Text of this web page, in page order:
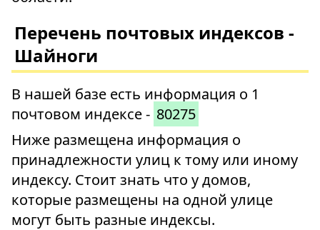
Перечень почтовых индексов -
Шайноги
В нашей базе есть информация о 1
почтовом индексе - 80275
Ниже размещена информация о
принадлежности улиц к тому или иному
индексу. Стоит знать что у домов,
которые размещены на одной улице
могут быть разные индексы.